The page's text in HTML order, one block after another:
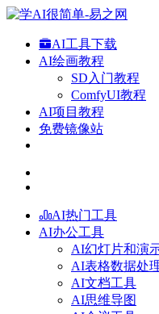
AI工具下载
AI绘画教程
SD入门教程
ComfyUI教程
AI项目教程
免费镜像站
AI热门工具
AI办公工具
AI幻灯片和演
AI表格数据处
AI文档工具
AI思维导图